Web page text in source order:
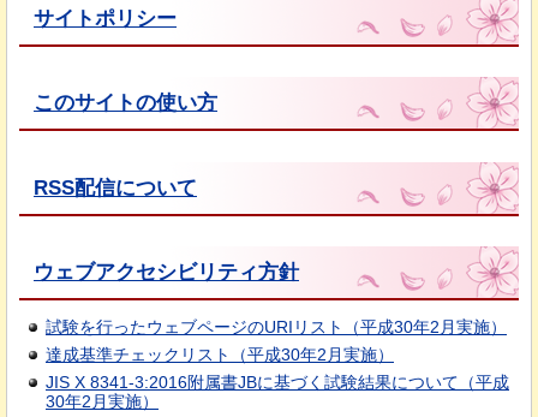
サイトポリシー
このサイトの使い方
RSS配信について
ウェブアクセシビリティ方針
試験を行ったウェブページのURIリスト（平成30年2月実施）
達成基準チェックリスト（平成30年2月実施）
JIS X 8341-3:2016附属書JBに基づく試験結果について（平成
30年2月実施）